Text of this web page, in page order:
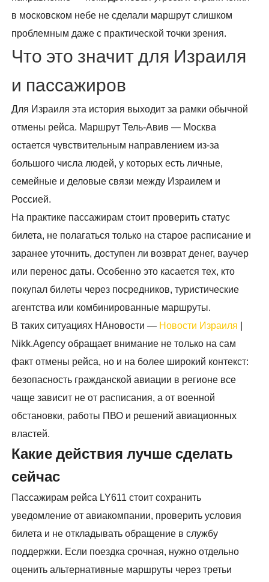
в московском небе не сделали маршрут слишком
проблемным даже с практической точки зрения.
Что это значит для Израиля
и пассажиров
Для Израиля эта история выходит за рамки обычной
отмены рейса. Маршрут Тель-Авив — Москва
остается чувствительным направлением из-за
большого числа людей, у которых есть личные,
семейные и деловые связи между Израилем и
Россией.
На практике пассажирам стоит проверить статус
билета, не полагаться только на старое расписание и
заранее уточнить, доступен ли возврат денег, ваучер
или перенос даты. Особенно это касается тех, кто
покупал билеты через посредников, туристические
агентства или комбинированные маршруты.
В таких ситуациях НАновости — Новости Израиля
Nikk.Agency обращает внимание не только на сам
факт отмены рейса, но и на более широкий контекст:
безопасность гражданской авиации в регионе все
чаще зависит не от расписания, а от военной
обстановки, работы ПВО и решений авиационных
властей.
Какие действия лучше сделать
сейчас
Пассажирам рейса LY611 стоит сохранить
уведомление от авиакомпании, проверить условия
билета и не откладывать обращение в службу
поддержки. Если поездка срочная, нужно отдельно
оценить альтернативные маршруты через третьи